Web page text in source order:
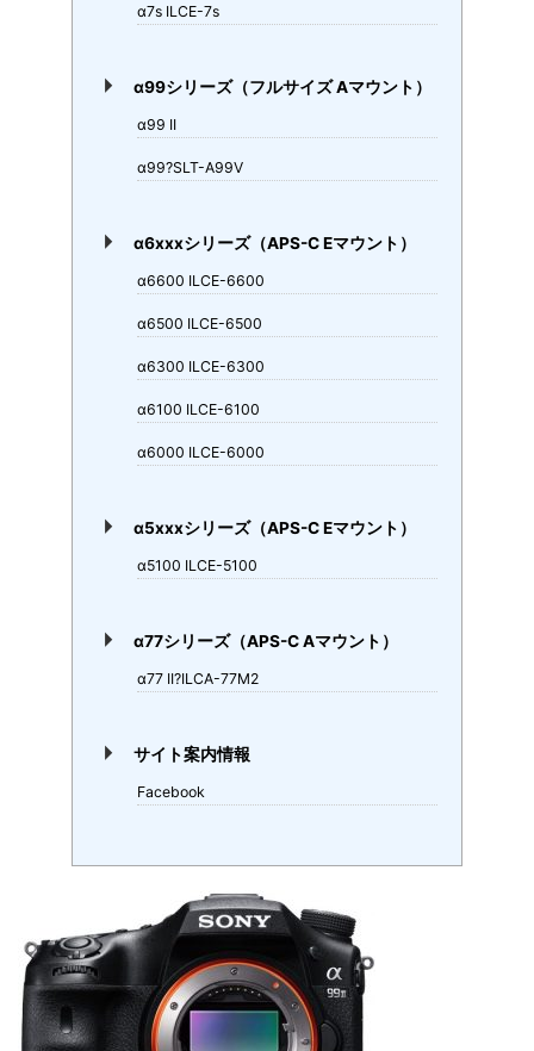
α7s ILCE-7s
α99シリーズ（フルサイズ Aマウント）
α99 II
α99?SLT-A99V
α6xxxシリーズ（APS-C Eマウント）
α6600 ILCE-6600
α6500 ILCE-6500
α6300 ILCE-6300
α6100 ILCE-6100
α6000 ILCE-6000
α5xxxシリーズ（APS-C Eマウント）
α5100 ILCE-5100
α77シリーズ（APS-C Aマウント）
α77 II?ILCA-77M2
サイト案内情報
Facebook